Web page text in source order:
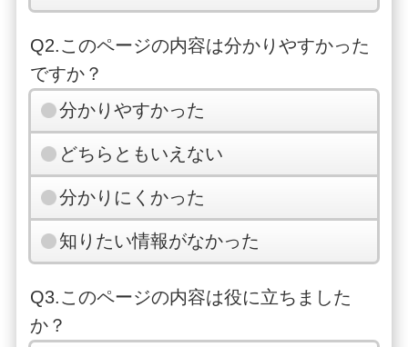
Q2.このページの内容は分かりやすかった
ですか？
分かりやすかった
どちらともいえない
分かりにくかった
知りたい情報がなかった
Q3.このページの内容は役に立ちました
か？